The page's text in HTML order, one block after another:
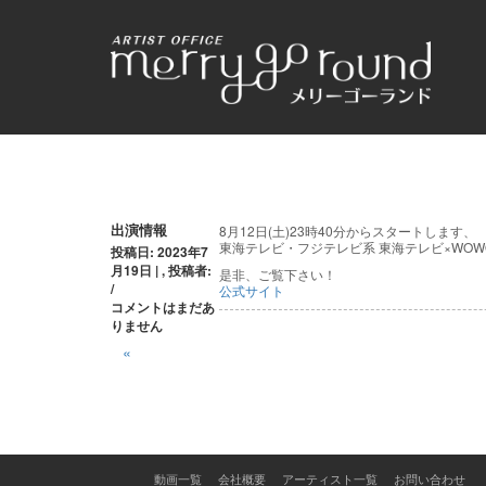
出演情報
投稿日: 2023年7
月19日 | , 投稿者:
/
コメントはまだあ
りません
8月12日(土)23時40分からスタートします、
東海テレビ・フジテレビ系 東海テレビ
是非、ご覧下さい！
公式サイト
投
稿
ナ
ビ
シ
«
動画一覧 会社概要 アーティスト一覧 お問い合わせ